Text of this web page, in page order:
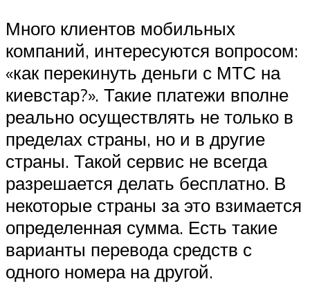
Много клиентов мобильных
компаний, интересуются вопросом:
«как перекинуть деньги с МТС на
киевстар?». Такие платежи вполне
реально осуществлять не только в
пределах страны, но и в другие
страны. Такой сервис не всегда
разрешается делать бесплатно. В
некоторые страны за это взимается
определенная сумма. Есть такие
варианты перевода средств с
одного номера на другой.